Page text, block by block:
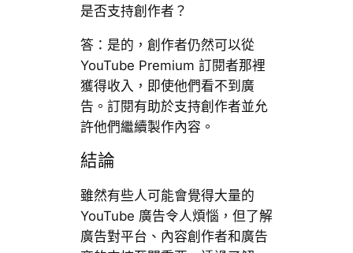
是否支持創作者？
答：是的，創作者仍然可以從
YouTube Premium 訂閱者那裡
獲得收入，即使他們看不到廣
告。訂閱有助於支持創作者並允
許他們繼續製作內容。
結論
雖然有些人可能會覺得大量的
YouTube 廣告令人煩惱，但了解
廣告對平台、內容創作者和廣告